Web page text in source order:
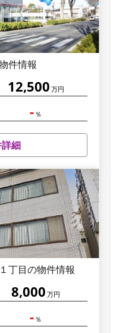
件情報
12,500 万円
- ％
細
丁目の物件情報
8,000 万円
- ％